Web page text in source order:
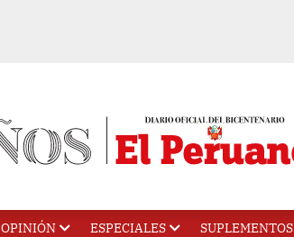
OPINIÓN ESPECIALES SUPLEMENTOS